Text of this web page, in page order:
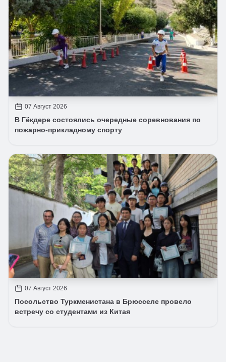
07 Август 2026
В Гёкдере состоялись очередные соревнования по
пожарно-прикладному спорту
07 Август 2026
Посольство Туркменистана в Брюсселе провело
встречу со студентами из Китая